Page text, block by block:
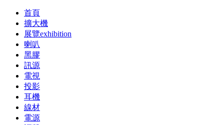
首頁
擴大機
展覽exhibition
喇叭
黑膠
訊源
電視
投影
耳機
線材
電源